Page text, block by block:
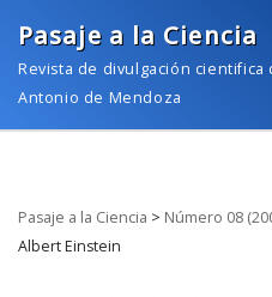
Saltar
al
Pasaje a la Ciencia
Revista de divulgación cientifica
Antonio de Mendoza
Pasaje a la Ciencia > Número 08
Albert Einstein